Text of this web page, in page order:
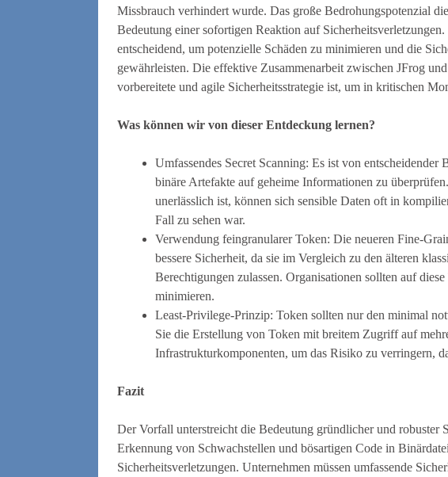
Missbrauch verhindert wurde. Das große Bedrohungspotenzial
Bedeutung einer sofortigen Reaktion auf
entscheidend, um potenzielle Schäden zu minimieren und die
gewährleisten. Die effektive Zusammenarbeit zwischen JFrog
vorbereitete und agile Sicherheitsstrategie ist, um in kritischen
Was können wir von dieser Entdeckung lernen?
Umfassendes Secret Scanning: Es ist von
binäre Artefakte auf geheime Informationen zu
unerlässlich ist, können sich sensible Daten oft in
Fall zu sehen war.
Verwendung feingranularer Token: Die neueren Fine-
bessere Sicherheit, da sie im Vergleich zu den älteren
Berechtigungen zulassen. Organisationen sollten auf
minimieren.
Least-Privilege-Prinzip: Token sollten nur den minimal
Sie die Erstellung von Token mit breitem Zugriff auf
Infrastrukturkomponenten, um das Risiko zu verringern,
Fazit
Der Vorfall unterstreicht die Bedeutung gründlicher und robuster
Erkennung von Schwachstellen und bösartigen Code in
Sicherheitsverletzungen. Unternehmen müssen umfassende